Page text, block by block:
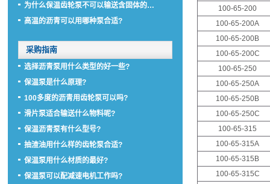
100-65-200
100-65-200A
100-65-200B
100-65-200C
100-65-250
100-65-250A
100-65-250B
100-65-250C
100-65-315
100-65-315A
100-65-315B
100-65-315C
为什么保温齿轮泵不可以输送含固体的…
高温的沥青可以用哪种泵合适?
采购指南
选择沥青泵用什么类型的好一些?
保温泵是什么原理?
100多度的沥青用齿轮泵可以吗?
滑片泵适合输送什么物料呢?
保温沥青泵有什么型号?
抽渣油用什么样的齿轮泵合适?
保温泵用什么材质的最好?
保温泵可以配减速电机工作吗?